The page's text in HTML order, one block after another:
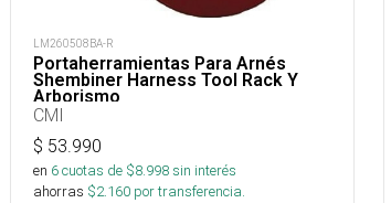
LM260508BA-R
Portaherramientas Para Arnés
Shembiner Harness Tool Rack Y
Arborismo
CMI
$ 53.990
en 6cuotas de $8.998sin interés
ahorras $2.160 por transferencia.